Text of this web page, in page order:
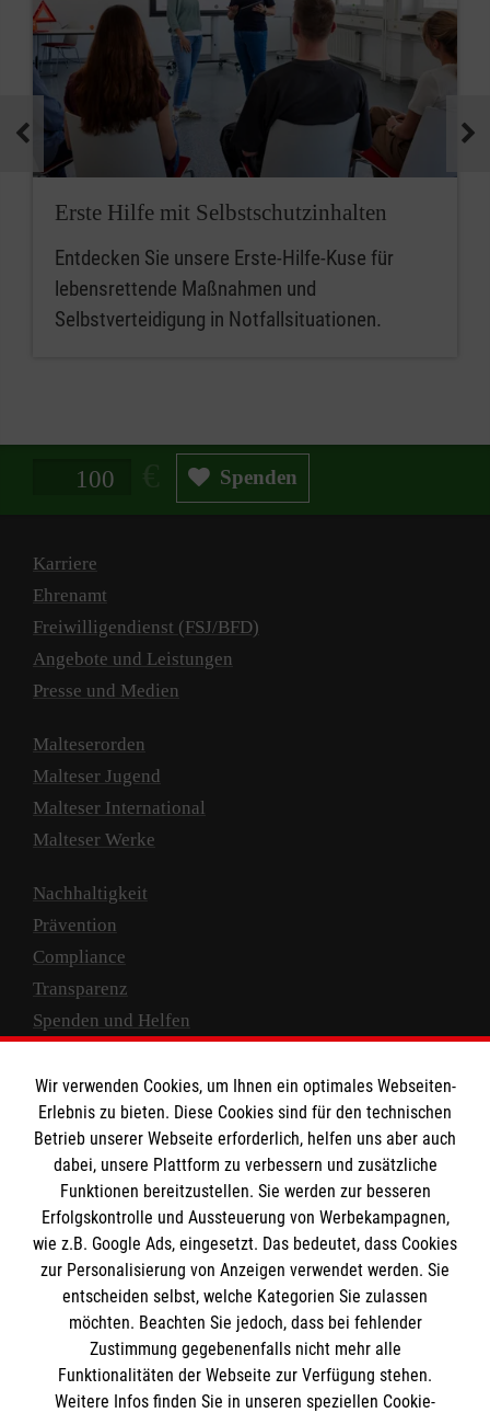
Erste Hilfe mit Selbstschutzinhalten
Entdecken Sie unsere Erste-Hilfe-Kuse für
lebensrettende Maßnahmen und
Selbstverteidigung in Notfallsituationen.
Spendenbetrag in Euro Spenden
Karriere
Ehrenamt
Freiwilligendienst (FSJ/BFD)
Angebote und Leistungen
Presse und Medien
Malteserorden
Malteser Jugend
Malteser International
Malteser Werke
Nachhaltigkeit
Prävention
Compliance
Transparenz
Spenden und Helfen
Empfänger: Malteser Hilfsdienst e.V.
IBAN: DE10 3706 0120 1201 2000 12
BIC: GENODED 1PA7
Wir verwenden Cookies, um Ihnen ein optimales Webseiten-
Erlebnis zu bieten. Diese Cookies sind für den technischen
Betrieb unserer Webseite erforderlich, helfen uns aber auch
dabei, unsere Plattform zu verbessern und zusätzliche
Funktionen bereitzustellen. Sie werden zur besseren
Erfolgskontrolle und Aussteuerung von Werbekampagnen,
wie z.B. Google Ads, eingesetzt. Das bedeutet, dass Cookies
zur Personalisierung von Anzeigen verwendet werden. Sie
entscheiden selbst, welche Kategorien Sie zulassen
möchten. Beachten Sie jedoch, dass bei fehlender
Zustimmung gegebenenfalls nicht mehr alle
Funktionalitäten der Webseite zur Verfügung stehen.
Weitere Infos finden Sie in unseren speziellen Cookie-